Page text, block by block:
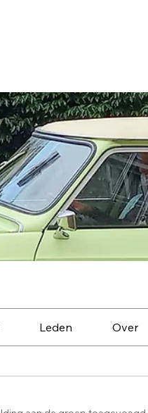
Leden Over